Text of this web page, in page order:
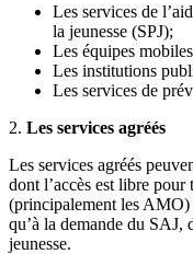
Les services de
la jeunesse (SPJ);
Les équipes
Les institutions
Les services de
2. Les services agréés
Les services agréés
dont l’accès est libre
(principalement les AMO)
qu’à la demande du SAJ,
jeunesse.